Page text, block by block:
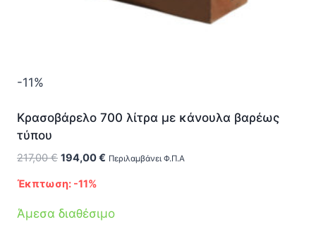
-11%
Κρασοβάρελο 700 λίτρα με κάνουλα βαρέως
τύπου
217,00€ Original
was:
217,00 €.
194,00€ Η
194,00 €.
Περιλαμβάνει Φ.Π.Α
Έκπτωση: -11%
Άμεσα διαθέσιμο